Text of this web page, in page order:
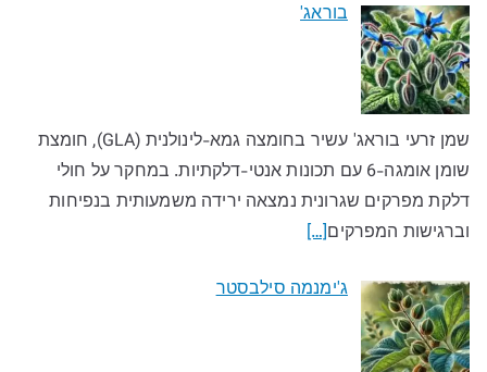
בוראג'
שמן זרעי בוראג' עשיר בחומצה גמא-לינולנית (GLA), חומצת
שומן אומגה-6 עם תכונות אנטי-דלקתיות. במחקר על חולי
דלקת מפרקים שגרונית נמצאה ירידה משמעותית בנפיחות
וברגישות המפרקים[…]
ג'ימנמה סילבסטר